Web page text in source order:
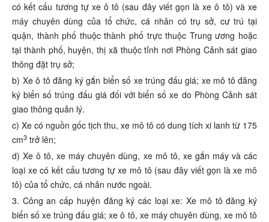
có kết cấu tương tự xe ô tô (sau đây viết gọn là xe ô tô) và xe
máy chuyên dùng của tổ chức, cá nhân có trụ sở, cư trú tại
quận, thành phố thuộc thành phố trực thuộc Trung ương hoặc
tại thành phố, huyện, thị xã thuộc tỉnh nơi Phòng Cảnh sát giao
thông đặt trụ sở;
b) Xe ô tô đăng ký gắn biển số xe trúng đấu giá; xe mô tô đăng
ký biển số trúng đấu giá đối với biển số xe do Phòng Cảnh sát
giao thông quản lý.
c) Xe có nguồn gốc tịch thu, xe mô tô có dung tích xi lanh từ 175
cm3 trở lên;
d) Xe ô tô, xe máy chuyên dùng, xe mô tô, xe gắn máy và các
loại xe có kết cấu tương tự xe mô tô (sau đây viết gọn là xe mô
tô) của tổ chức, cá nhân nước ngoài.
3. Công an cấp huyện đăng ký các loại xe: Xe mô tô đăng ký
biển số xe trúng đấu giá; xe ô tô, xe máy chuyên dùng, xe mô tô